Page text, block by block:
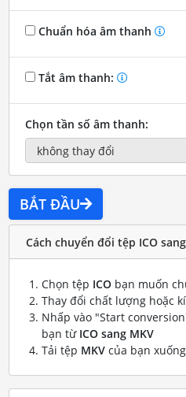
Chuẩn hóa âm thanh
Tắt âm thanh:
Chọn tần số âm thanh:
BẮT ĐẦU
Cách chuyển đổi tệp ICO
Chọn tệp ICObạn muốn
Thay đổi chất lượng hoặc
Nhấp vào "Start
bạn từ ICO sang MKV
Tải tệp MKVcủa bạn xuống